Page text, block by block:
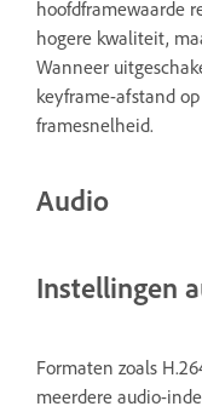
hoofdframewaarde
hogere kwaliteit,
Wanneer
keyframe-afstand
framesnelheid.
Audio
Instellingen
Formaten zoals
meerdere audio-